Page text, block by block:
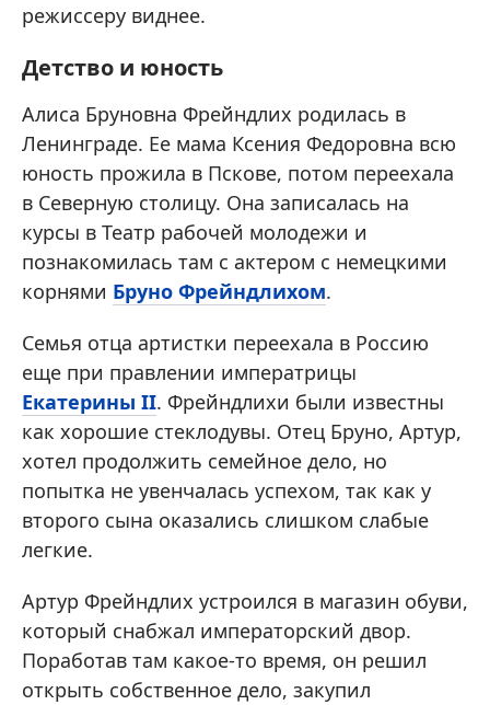
режиссеру виднее.
Детство и юность
Алиса Бруновна Фрейндлих родилась в
Ленинграде. Ее мама Ксения Федоровна всю
юность прожила в Пскове, потом переехала
в Северную столицу. Она записалась на
курсы в Театр рабочей молодежи и
познакомилась там с актером с немецкими
корнями Бруно Фрейндлихом.
Семья отца артистки переехала в Россию
еще при правлении императрицы
Екатерины II. Фрейндлихи были известны
как хорошие стеклодувы. Отец Бруно, Артур,
хотел продолжить семейное дело, но
попытка не увенчалась успехом, так как у
второго сына оказались слишком слабые
легкие.
Артур Фрейндлих устроился в магазин обуви,
который снабжал императорский двор.
Поработав там какое-то время, он решил
открыть собственное дело, закупил